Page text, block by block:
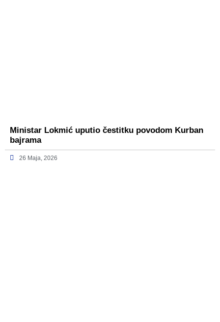
Ministar Lokmić uputio čestitku povodom Kurban
bajrama
26 Maja, 2026